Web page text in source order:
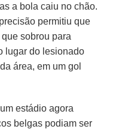
a bola caiu no chão.
permitiu que
sobrou para
lugar do lesionado
área, em um gol
estádio agora
belgas podiam ser